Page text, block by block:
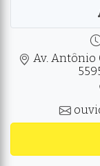
Av. Antônio